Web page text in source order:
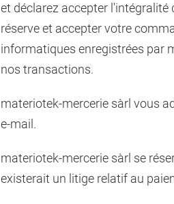
et déclarez accepter l'intégralité
réserve et accepter votre
informatiques enregistrées par
nos transactions.
materiotek-mercerie sàrl vous
e-mail.
materiotek-mercerie sàrl se
existerait un litige relatif au